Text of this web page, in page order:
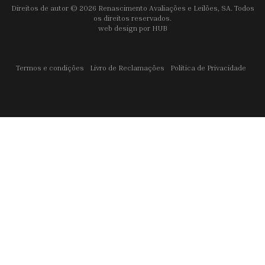
Direitos de autor © 2026 Renascimento Avaliações e Leilões, SA. Todos
os direitos reservados.
web design por HUB
Termos e condições Livro de Reclamações Política de Privacidade